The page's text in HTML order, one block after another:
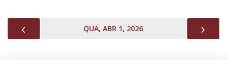
QUA, ABR 1, 2026